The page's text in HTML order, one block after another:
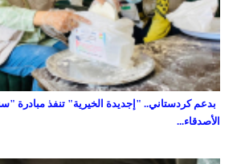
بدعم كردستاني.. "إجديدة الخيرية" تنفذ مبادرة
الأصدقاء...